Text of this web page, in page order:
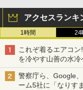
アクセスランキ
1時間 24
これぞ着るエアコ
を冷やす山善の水
ち・ざ・ろーど！
警察庁ら、Google
ーム5社に「なりす